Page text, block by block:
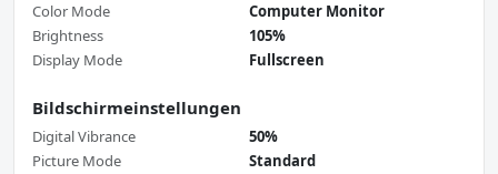
Color Mode
Computer Monitor
Brightness
105%
Display Mode
Fullscreen
Bildschirmeinstellungen
Digital Vibrance
50%
Picture Mode
Standard